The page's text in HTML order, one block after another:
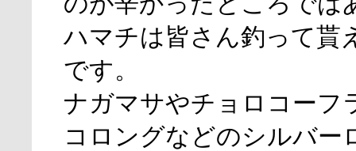
ハマチは皆さん釣って貰
です。
ナガマサやチョロコーフ
コロングなどのシルバー